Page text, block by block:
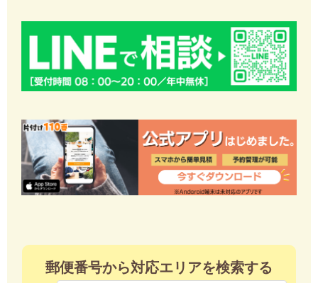
郵便番号から対応エリアを検索する